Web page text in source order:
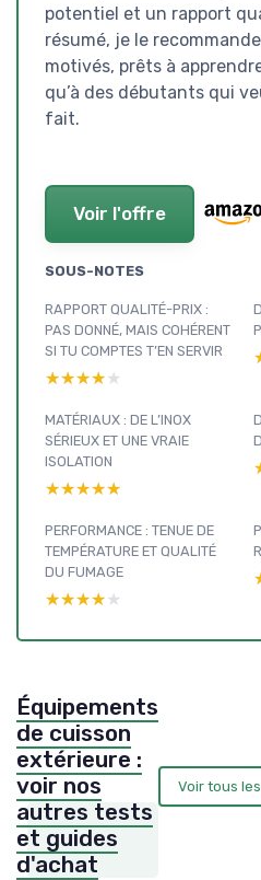
potentiel et un rapport
résumé, je le
motivés, prêts à
qu’à des débutants qui
fait.
Voir l'offre
SOUS-NOTES
RAPPORT QUALITÉ-PRIX :
PAS DONNÉ, MAIS COHÉRENT
SI TU COMPTES T’EN SERVIR
★★★★★
★★★★★
MATÉRIAUX : DE L’INOX
SÉRIEUX ET UNE VRAIE
ISOLATION
★★★★★
★★★★★
PERFORMANCE : TENUE DE
TEMPÉRATURE ET QUALITÉ
DU FUMAGE
★★★★★
★★★★★
Équipements
de cuisson
extérieure :
voir nos
autres tests
et guides
d'achat
Voir tous